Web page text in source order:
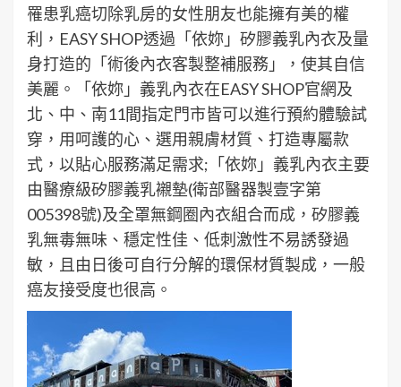
罹患乳癌切除乳房的女性朋友也能擁有美的權
利，EASY SHOP透過「依妳」矽膠義乳內衣及量
身打造的「術後內衣客製整補服務」，使其自信
美麗。「依妳」義乳內衣在EASY SHOP官網及
北、中、南11間指定門市皆可以進行預約體驗試
穿，用呵護的心、選用親膚材質、打造專屬款
式，以貼心服務滿足需求;「依妳」義乳內衣主要
由醫療級矽膠義乳襯墊(衛部醫器製壹字第
005398號)及全罩無鋼圈內衣組合而成，矽膠義
乳無毒無味、穩定性佳、低刺激性不易誘發過
敏，且由日後可自行分解的環保材質製成，一般
癌友接受度也很高。